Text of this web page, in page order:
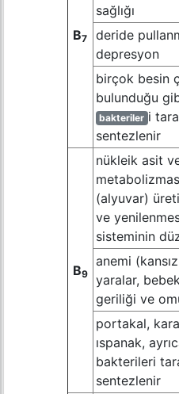
B7
sağlığı
deride
depresyon
birçok besin
bulunduğu
bakteriler i
sentezlenir
B9
nükleik asit
(alyuvar)
ve
sisteminin
anemi
yaralar,
geriliği ve
portakal,
ıspanak,
bakterileri
sentezlenir